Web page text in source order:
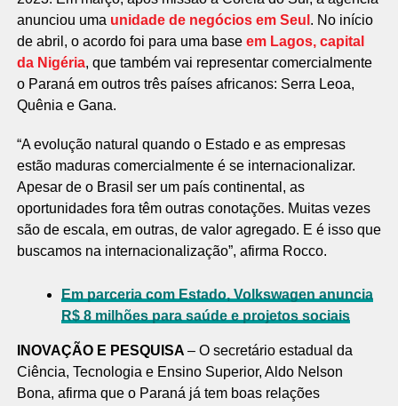
anunciou uma unidade de negócios em Seul . No início
de abril, o acordo foi para uma base em Lagos, capital
da Nigéria, que também vai representar comercialmente
o Paraná em outros três países africanos: Serra Leoa,
Quênia e Gana.
“A evolução natural quando o Estado e as empresas
estão maduras comercialmente é se internacionalizar.
Apesar de o Brasil ser um país continental, as
oportunidades fora têm outras conotações. Muitas vezes
são de escala, em outras, de valor agregado. E é isso que
buscamos na internacionalização”, afirma Rocco.
Em parceria com Estado, Volkswagen anuncia
R$ 8 milhões para saúde e projetos sociais
INOVAÇÃO E PESQUISA – O secretário estadual da
Ciência, Tecnologia e Ensino Superior, Aldo Nelson
Bona, afirma que o Paraná já tem boas relações